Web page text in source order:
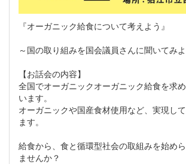
『オーガニック給食について考えよう』
～国の取り組みを国会議員さんに聞いてみ
【お話会の内容】
全国でオーガニックオーガニック給食を求
います。
オーガニックや国産食材使用など、実現し
ます。
給食から、食と循環型社会の取組みを始め
ませんか？